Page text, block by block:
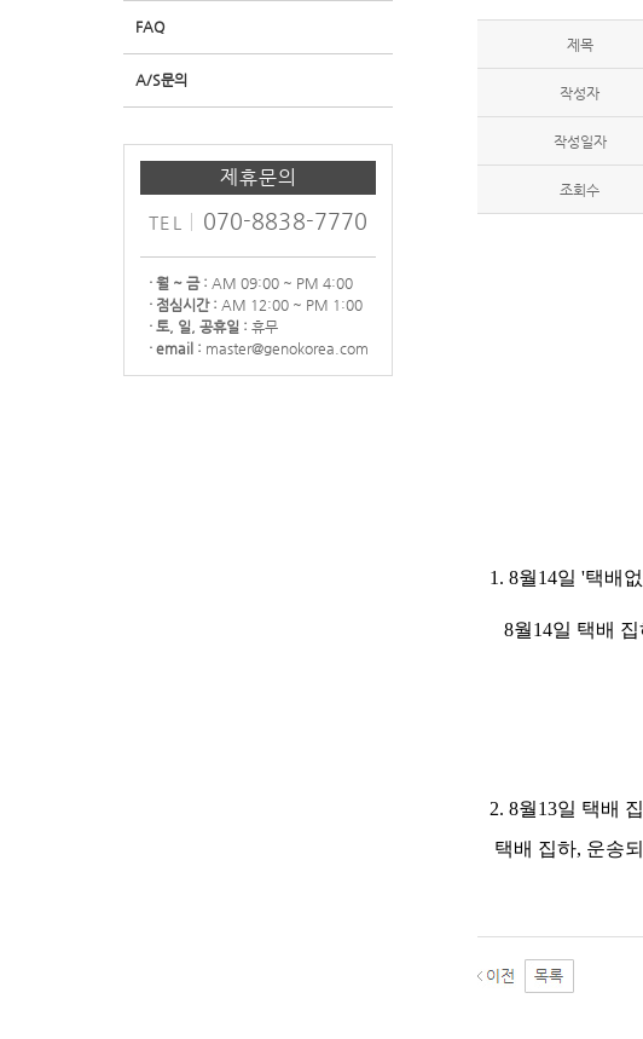
FAQ
A/S문의
제휴문의
TEL 070-8838-7770
· 월 ~ 금 : AM 09:00 ~ PM 4:00
· 점심시간 : AM 12:00 ~ PM 1:00
· 토, 일, 공휴일 : 휴무
· email : master@genokorea.com
제목
작성자
작성일자
조회수
1. 8월14일 '택배
8월14일 택배 집
2. 8월13일 택배
택배 집하, 운송